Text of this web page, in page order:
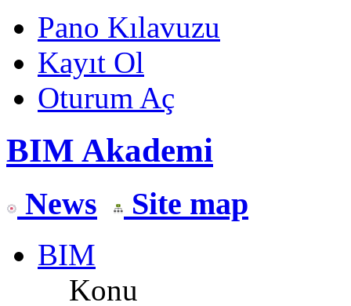
Pano Kılavuzu
Kayıt Ol
Oturum Aç
BIM Akademi
News Site map
BIM
Konu